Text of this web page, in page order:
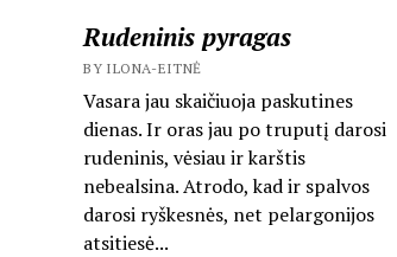
Rudeninis pyragas
BY ILONA-EITNĖ
Vasara jau skaičiuoja paskutines
dienas. Ir oras jau po truputį darosi
rudeninis, vėsiau ir karštis
nebealsina. Atrodo, kad ir spalvos
darosi ryškesnės, net pelargonijos
atsitiesė...